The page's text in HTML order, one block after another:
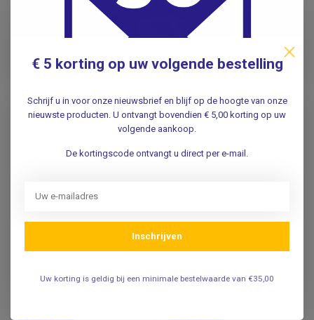
Incl. btw
Adviesprijs 17,95
32,50
26,86
Adviesprijs 35,00
Op voorraad
Pupillampje Bolkop –
Pupillampje Bolkop –
€ 5 korting op uw volgende bestelling
Schrijf u in voor onze nieuwsbrief en blijf op de hoogte van onze
nieuwste producten. U ontvangt bovendien € 5,00 korting op uw
volgende aankoop.
De kortingscode ontvangt u direct per e-mail.
Inschrijven
Uw korting is geldig bij een minimale bestelwaarde van €35,00